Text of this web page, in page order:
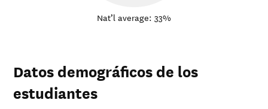
Nat’l average: 33%
Datos demográficos de los
estudiantes